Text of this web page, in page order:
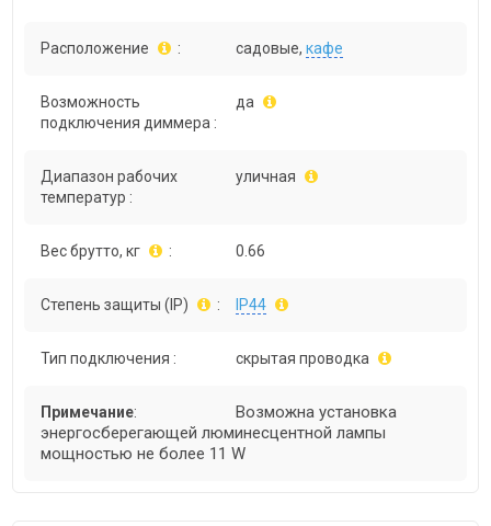
Расположение : садовые,кафе
Возможность
подключения диммера :
да
Диапазон рабочих
температур :
уличная
Вес брутто, кг : 0.66
Степень защиты (IP) : IP44
Тип подключения : скрытая проводка
Примечание:
Возможна установка
энергосберегающей люминесцентной лампы
мощностью не более 11 W